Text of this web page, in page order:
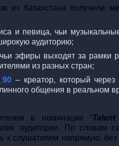
из Казахстана получили
и певица, чьи
аудиторию;
эфиры выходят за рамки
из разных стран;
– креатор, который
общения в реальном
в номинации '
аудитории. По словам
слушателям напрямую, без